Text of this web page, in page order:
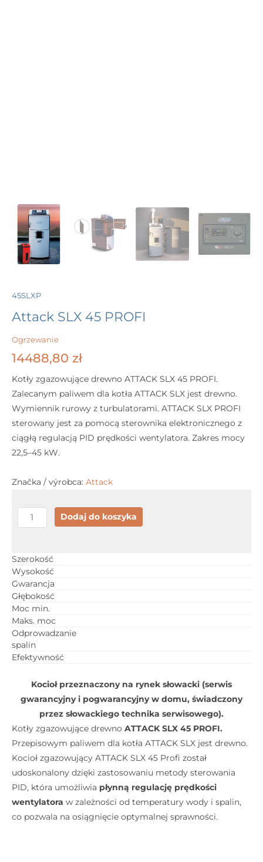
45SLXP
Attack SLX 45 PROFI
Ogrzewanie
14488,80 zł
Kotły zgazowujące drewno ATTACK SLX 45 PROFI.
Zalecanym paliwem dla kotła ATTACK SLX jest drewno.
Wymiennik rurowy z turbulatorami. ATTACK SLX PROFI
sterowany jest za pomocą sterownika elektronicznego z
ciągłą regulacją PID prędkości wentylatora. Zakres mocy
22,5–45 kW.
Značka / výrobca: Attack
ilość
Attack
45
PROFI
Dodaj do koszyka
Szerokość
Wysokość
Gwarancja
Głębokość
Moc min.
Maks. moc
Odprowadzanie
spalin
Efektywność
Kocioł przeznaczony na rynek słowacki (serwis
gwarancyjny i pogwarancyjny w domu, świadczony
przez słowackiego technika serwisowego).
Kotły zgazowujące drewno ATTACK SLX 45 PROFI.
Przepisowym paliwem dla kotła ATTACK SLX jest drewno.
Kocioł zgazowujący ATTACK SLX 45 Profi został
udoskonalony dzięki zastosowaniu metody sterowania
PID, która umożliwia płynną regulację prędkości
wentylatora w zależności od temperatury wody i spalin,
co pozwala na osiągnięcie optymalnej sprawności.